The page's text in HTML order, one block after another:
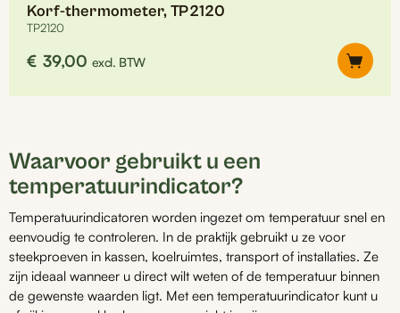
Korf-thermometer, TP2120
TP2120
€ 39,00 excl. BTW
Waarvoor gebruikt u een
temperatuurindicator?
Temperatuurindicatoren worden ingezet om temperatuur snel en
eenvoudig te controleren. In de praktijk gebruikt u ze voor
steekproeven in kassen, koelruimtes, transport of installaties. Ze
zijn ideaal wanneer u direct wilt weten of de temperatuur binnen
de gewenste waarden ligt. Met een temperatuurindicator kunt u